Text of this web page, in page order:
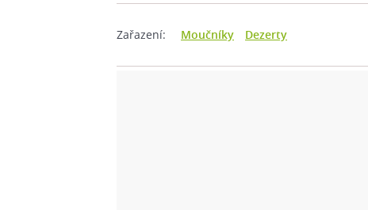
Zařazení: Moučníky Dezerty